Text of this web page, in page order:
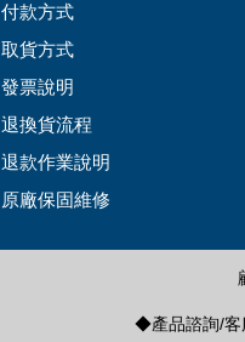
付款方式
取貨方式
發票說明
退換貨流程
退款作業說明
原廠保固維修
◆產品諮詢/客